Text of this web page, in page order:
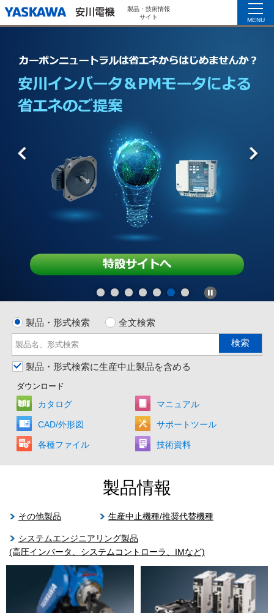
製品・技術情報
サイト
MENU
製品・形式検索 全文検索
製品・形式検索に生産中止製品を含める
ダウンロード
カタログ マニュアル
CAD/外形図 サポートツール
各種ファイル 技術資料
製品情報
その他製品 生産中止機種/推奨代替機種
システムエンジニアリング製品
(高圧インバータ、システムコントローラ、IMなど)